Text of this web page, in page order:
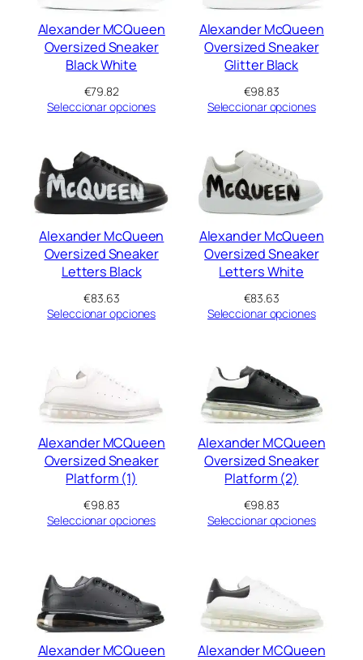
Alexander MCQueen
Oversized Sneaker
Black White
€79.82
Seleccionar opciones
Alexander McQueen
Oversized Sneaker
Glitter Black
€98.83
Seleccionar opciones
Alexander McQueen
Oversized Sneaker
Letters Black
€83.63
Seleccionar opciones
Alexander McQueen
Oversized Sneaker
Letters White
€83.63
Seleccionar opciones
Alexander MCQueen
Oversized Sneaker
Platform (1)
€98.83
Seleccionar opciones
Alexander MCQueen
Oversized Sneaker
Platform (2)
€98.83
Seleccionar opciones
Alexander MCQueen
Alexander MCQueen